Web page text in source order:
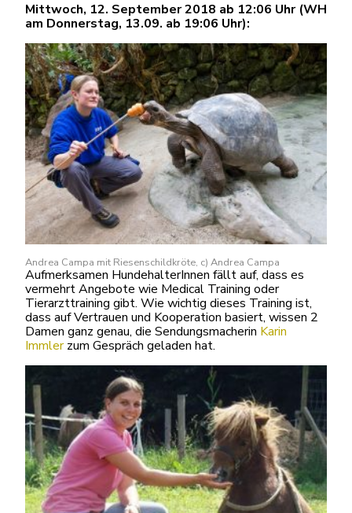
Mittwoch, 12. September 2018 ab 12:06 Uhr (WH
am Donnerstag, 13.09. ab 19:06 Uhr):
Andrea Campa mit Riesenschildkröte, c) Andrea Campa
Aufmerksamen HundehalterInnen fällt auf, dass es
vermehrt Angebote wie Medical Training oder
Tierarzttraining gibt. Wie wichtig dieses Training ist,
dass auf Vertrauen und Kooperation basiert, wissen 2
Damen ganz genau, die Sendungsmacherin Karin
Immlerzum Gespräch geladen hat.